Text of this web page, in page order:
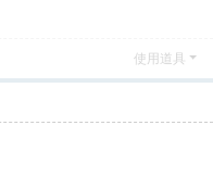
使用道具